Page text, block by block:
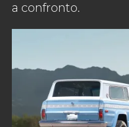
a confronto.